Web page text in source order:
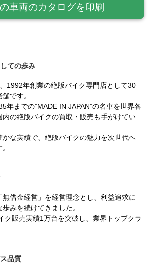
車両のカタログを印刷
ての歩み
1992年創業の絶版バイク専門店として30
です。
年までの”MADE IN JAPAN”の名車を世界各
内の絶版バイクの買取・販売も手がけてい
かな実績で、絶版バイクの魅力を次世代へ
借金経営」を経営理念とし、利益追求に
みを続けてきました。
ク販売実績1万台を突破し、業界トップクラ
品質